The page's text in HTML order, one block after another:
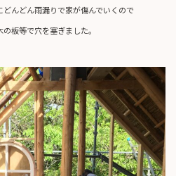
んどん雨漏りで家が傷んでいくので
板等で穴を塞ぎました。